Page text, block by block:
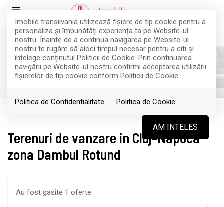
Imobile transilvania utilizează fişiere de tip cookie pentru a
personaliza și îmbunătăți experiența ta pe Website-ul
nostru. Înainte de a continua navigarea pe Website-ul
nostru te rugăm să aloci timpul necesar pentru a citi și
înțelege conținutul Politicii de Cookie. Prin continuarea
navigării pe Website-ul nostru confirmi acceptarea utilizării
fişierelor de tip cookie conform Politicii de Cookie.
Politica de Confidentialitate Politica de Cookie
AM INTELES
Filtreaza
Terenuri de vanzare in Cluj-Napoca
zona Dambul Rotund
Au fost gasite 1 oferte